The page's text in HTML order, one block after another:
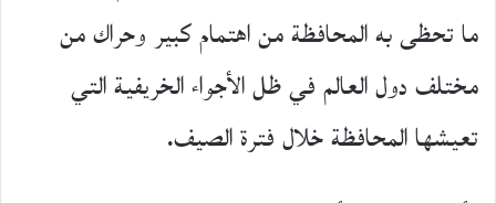
ما تحظى به المحافظة من اهتمام كبير وحراك من
مختلف دول العالم في ظل الأجواء الخريفية التي
تعيشها المحافظة خلال فترة الصيف.